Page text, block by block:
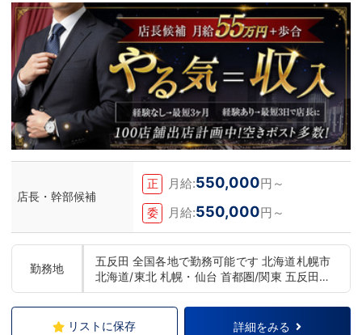
店長・幹部候補
正 月給:550,000円～
委 月給:550,000円～
勤務地
五反田 全国各地で勤務可能です 北海道札幌市
北海道/東北 札幌・仙台 首都圏/関東 五反田・
上野・池袋・新宿・横浜・千葉 中部 浜松・名
古屋 関西 大阪・京都・神戸・奈良 中国/四国
広島 九州 福岡・熊本
リストに保存 詳細をみる